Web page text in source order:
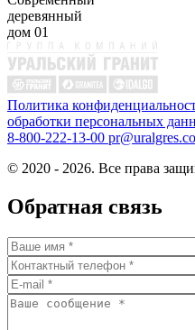
Политика
обработки персональных
8-800-222-13-00
© 2020 - 2026. Все права
Обратная связь